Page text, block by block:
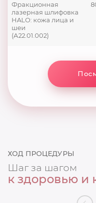
Фракционная
лазерная шлифовка
HALO: кожа лица и
шеи
(А22.01.002)
ХОД ПРОЦЕДУРЫ
Шаг за шагом
к здоровью и